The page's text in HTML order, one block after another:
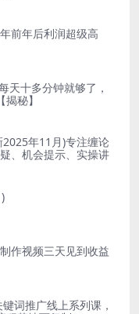
前年后利润超级高
天十多分钟就够了，
秘】
年11月)专注缠论
、机会提示、实操讲
作视频三天见到收益
词推广线上系列课，